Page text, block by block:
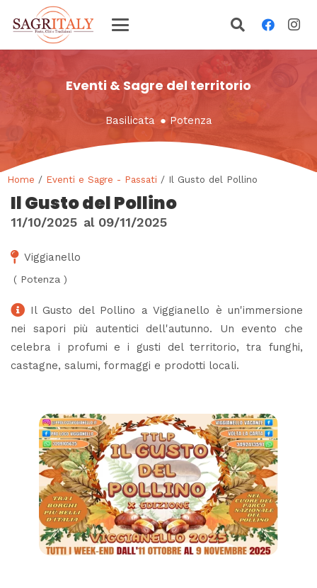
Eventi & Sagre del territorio
Basilicata ● Potenza
Home / Eventi e Sagre - Passati / Il Gusto del Pollino
Il Gusto del Pollino
11/10/2025 al 09/11/2025
Viggianello
( Potenza )
Il Gusto del Pollino a Viggianello è un'immersione
nei sapori più autentici dell'autunno. Un evento che
celebra i profumi e i gusti del territorio, tra funghi,
castagne, salumi, formaggi e prodotti locali.